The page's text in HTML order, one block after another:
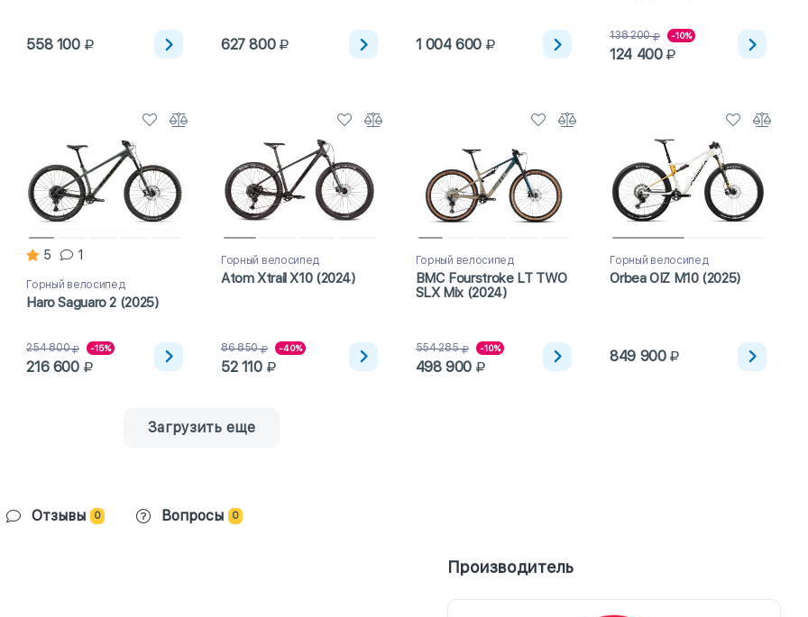
558 100 627 800 1 004 600
138 200 -10%
124 400
5 1
Горный велосипед
Haro Saguaro 2 (2025)
254 800 -15%
216 600
Горный велосипед
Atom Xtrail X10 (2024)
86 850 -40%
52 110
Горный велосипед
BMC Fourstroke LT TWO
SLX Mix (2024)
554 285 -10%
498 900
Горный велосипед
Orbea OIZ M10 (2025)
849 900
Загрузить еще
Отзывы 0 Вопросы 0
Производитель